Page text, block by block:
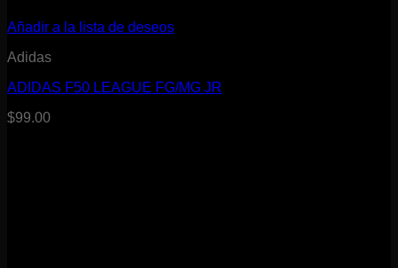
Añadir a la lista de deseos
Adidas
ADIDAS F50 LEAGUE FG/MG JR
$99.00